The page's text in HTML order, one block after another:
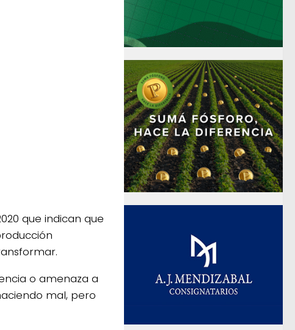
que indican que
o amenaza a
mal, pero